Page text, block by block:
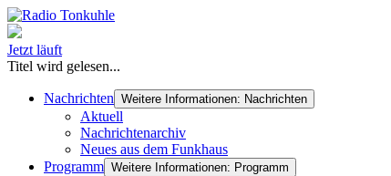
Jetzt läuft
Titel wird gelesen...
Nachrichten Weitere Informationen: Nachrichten
Aktuell
Nachrichtenarchiv
Neues aus dem Funkhaus
Programm Weitere Informationen: Programm